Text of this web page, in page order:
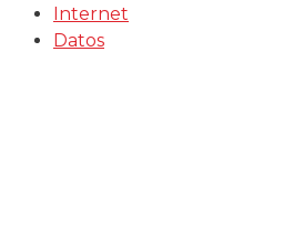
Internet
Datos